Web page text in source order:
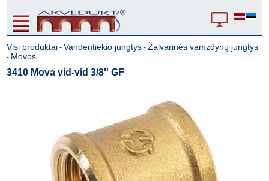
Visi produktai -Vandentiekio jungtys -Žalvarinės vamzdynų jungtys
- Movos
3410 Mova vid-vid 3/8'' GF